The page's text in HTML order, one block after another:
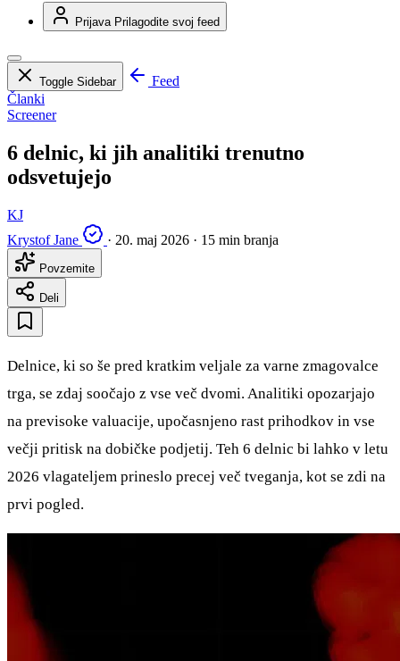
Prijava Prilagodite svoj feed
Toggle Sidebar
Feed
Članki
Screener
6 delnic, ki jih analitiki trenutno
odsvetujejo
KJ
Krystof Jane
· 20. maj 2026 · 15 min branja
Povzemite
Deli
Delnice, ki so še pred kratkim veljale za varne zmagovalce
trga, se zdaj soočajo z vse več dvomi. Analitiki opozarjajo
na previsoke valuacije, upočasnjeno rast prihodkov in vse
večji pritisk na dobičke podjetij. Teh 6 delnic bi lahko v letu
2026 vlagateljem prineslo precej več tveganja, kot se zdi na
prvi pogled.